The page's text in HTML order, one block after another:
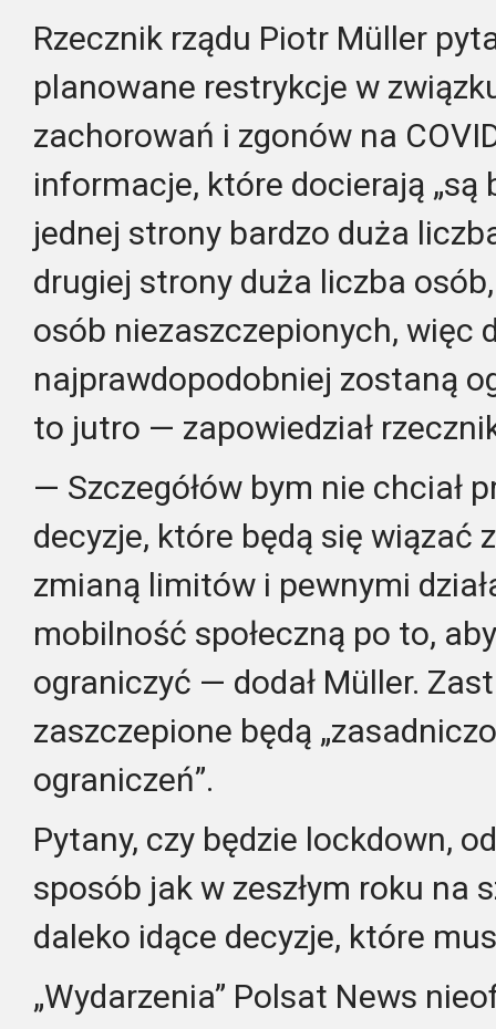
Rzecznik rządu Piotr Müller
planowane restrykcje w
zachorowań i zgonów na
informacje, które docierają „są
jednej strony bardzo duża
drugiej strony duża liczba
osób niezaszczepionych, więc
najprawdopodobniej zostaną
to jutro — zapowiedział
— Szczegółów bym nie chciał
decyzje, które będą się wiązać
zmianą limitów i pewnymi
mobilność społeczną po to,
ograniczyć — dodał Müller.
zaszczepione będą
ograniczeń”.
Pytany, czy będzie lockdown,
sposób jak w zeszłym roku na
daleko idące decyzje, które
„Wydarzenia” Polsat News